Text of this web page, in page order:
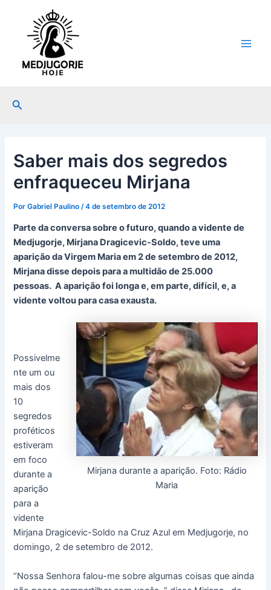
conteúdo
Pesquisar
Saber mais dos segredos
enfraqueceu Mirjana
PorGabriel Paulino/4 de setembro de 2012
Parte da conversa sobre o futuro, quando a vidente de
Medjugorje, Mirjana Dragicevic-Soldo, teve uma
aparição da Virgem Maria em 2 de setembro de 2012,
Mirjana disse depois para a multidão de 25.000
pessoas. A aparição foi longa e, em parte, difícil, e, a
vidente voltou para casa exausta.
Mirjana durante a aparição. Foto: Rádio
Maria
Possivelme
nte um ou
mais dos
10
segredos
proféticos
estiveram
em foco
durante a
aparição
para a
vidente
Mirjana Dragicevic-Soldo na Cruz Azul em Medjugorje, no
domingo, 2 de setembro de 2012.
“Nossa Senhora falou-me sobre algumas coisas que ainda
navigation